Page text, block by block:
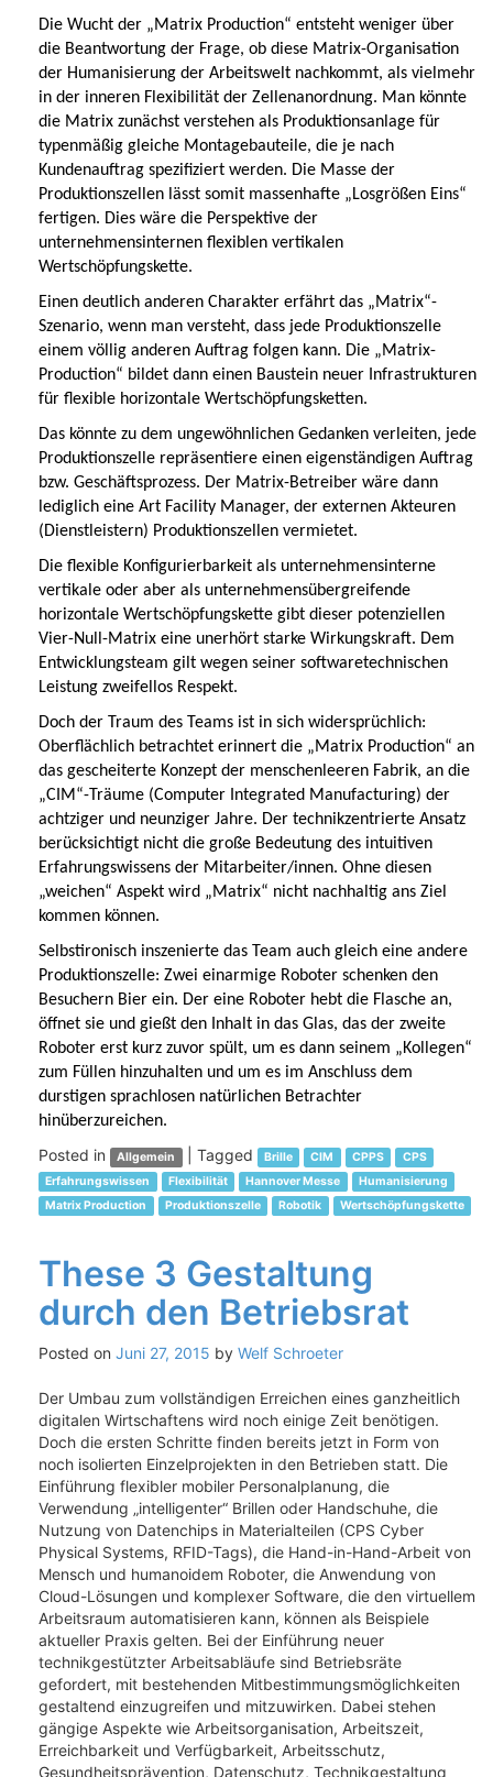
Die Wucht der „Matrix Production“ entsteht weniger über
die Beantwortung der Frage, ob diese Matrix-Organisation
der Humanisierung der Arbeitswelt nachkommt, als vielmehr
in der inneren Flexibilität der Zellenanordnung. Man könnte
die Matrix zunächst verstehen als Produktionsanlage für
typenmäßig gleiche Montagebauteile, die je nach
Kundenauftrag spezifiziert werden. Die Masse der
Produktionszellen lässt somit massenhafte „Losgrößen Eins“
fertigen. Dies wäre die Perspektive der
unternehmensinternen flexiblen vertikalen
Wertschöpfungskette.
Einen deutlich anderen Charakter erfährt das „Matrix“-
Szenario, wenn man versteht, dass jede Produktionszelle
einem völlig anderen Auftrag folgen kann. Die „Matrix-
Production“ bildet dann einen Baustein neuer Infrastrukturen
für flexible horizontale Wertschöpfungsketten.
Das könnte zu dem ungewöhnlichen Gedanken verleiten, jede
Produktionszelle repräsentiere einen eigenständigen Auftrag
bzw. Geschäftsprozess. Der Matrix-Betreiber wäre dann
lediglich eine Art Facility Manager, der externen Akteuren
(Dienstleistern) Produktionszellen vermietet.
Die flexible Konfigurierbarkeit als unternehmensinterne
vertikale oder aber als unternehmensübergreifende
horizontale Wertschöpfungskette gibt dieser potenziellen
Vier-Null-Matrix eine unerhört starke Wirkungskraft. Dem
Entwicklungsteam gilt wegen seiner softwaretechnischen
Leistung zweifellos Respekt.
Doch der Traum des Teams ist in sich widersprüchlich:
Oberflächlich betrachtet erinnert die „Matrix Production“ an
das gescheiterte Konzept der menschenleeren Fabrik, an die
„CIM“-Träume (Computer Integrated Manufacturing) der
achtziger und neunziger Jahre. Der technikzentrierte Ansatz
berücksichtigt nicht die große Bedeutung des intuitiven
Erfahrungswissens der Mitarbeiter/innen. Ohne diesen
„weichen“ Aspekt wird „Matrix“ nicht nachhaltig ans Ziel
kommen können.
Selbstironisch inszenierte das Team auch gleich eine andere
Produktionszelle: Zwei einarmige Roboter schenken den
Besuchern Bier ein. Der eine Roboter hebt die Flasche an,
öffnet sie und gießt den Inhalt in das Glas, das der zweite
Roboter erst kurz zuvor spült, um es dann seinem „Kollegen“
zum Füllen hinzuhalten und um es im Anschluss dem
durstigen sprachlosen natürlichen Betrachter
hinüberzureichen.
Posted in Allgemein Tagged Brille CIM CPPS
CPS
Erfahrungswissen
Flexibilität Hannover Messe
Humanisierung
Matrix Production
Produktionszelle Robotik Wertschöpfungskette
These 3 Gestaltung
durch den Betriebsrat
Posted on Juni 27, 2015 by Welf Schroeter
Der Umbau zum vollständigen Erreichen eines ganzheitlich
digitalen Wirtschaftens wird noch einige Zeit benötigen.
Doch die ersten Schritte finden bereits jetzt in Form von
noch isolierten Einzelprojekten in den Betrieben statt. Die
Einführung flexibler mobiler Personalplanung, die
Verwendung „intelligenter“ Brillen oder Handschuhe, die
Nutzung von Datenchips in Materialteilen (CPS Cyber
Physical Systems, RFID-Tags), die Hand-in-Hand-Arbeit von
Mensch und humanoidem Roboter, die Anwendung von
Cloud-Lösungen und komplexer Software, die den virtuellem
Arbeitsraum automatisieren kann, können als Beispiele
aktueller Praxis gelten. Bei der Einführung neuer
technikgestützter Arbeitsabläufe sind Betriebsräte
gefordert, mit bestehenden Mitbestimmungsmöglichkeiten
gestaltend einzugreifen und mitzuwirken. Dabei stehen
gängige Aspekte wie Arbeitsorganisation, Arbeitszeit,
Erreichbarkeit und Verfügbarkeit, Arbeitsschutz,
Gesundheitsprävention, Datenschutz, Technikgestaltung